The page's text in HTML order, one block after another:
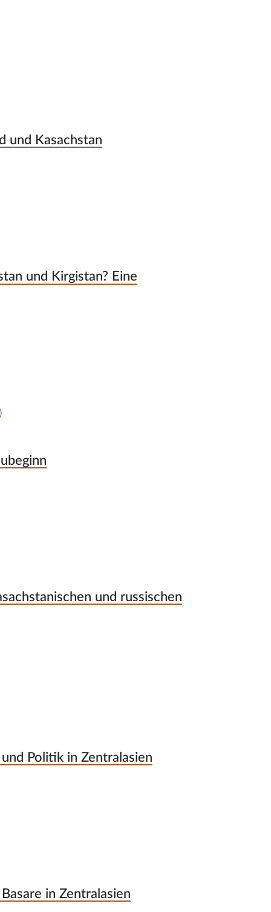
und Kasachstan
und Kirgistan? Eine
und russischen
Politik in Zentralasien
in Zentralasien